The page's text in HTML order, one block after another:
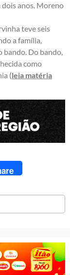
dois anos. Moreno
teve seis
a família,
bando. Do bando,
como
(leia matéria